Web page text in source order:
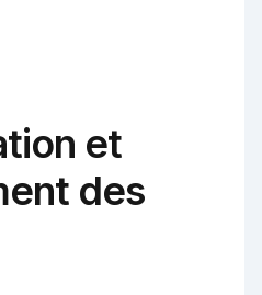
et
des